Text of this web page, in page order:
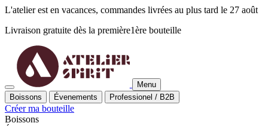
L'atelier est en vacances, commandes livrées au plus tard le 27 août
Livraison gratuite dès la première1ère bouteille
Menu
Boissons
Évenements Professionel / B2B
Créer ma bouteille
Boissons